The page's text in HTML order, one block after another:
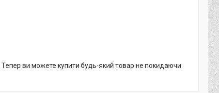
Тепер ви можете купити будь-який товар не покидаючи